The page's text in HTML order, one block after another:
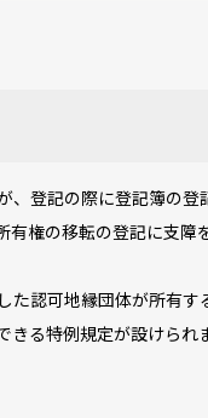
、登記の際に登記簿の登
有権の移転の登記に支障
た認可地縁団体が所有す
きる特例規定が設けられ